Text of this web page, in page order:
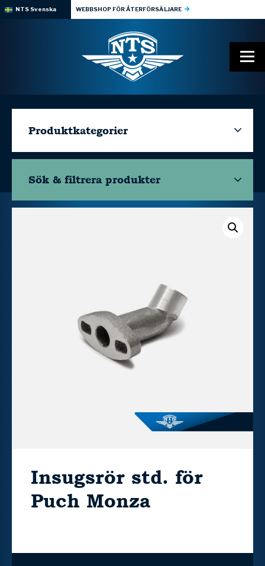
NTS Svenska WEBBSHOP FÖR ÅTERFÖRSÄLJARE
Produktkategorier
Sök & filtrera produkter
Insugsrör std. för
Puch Monza